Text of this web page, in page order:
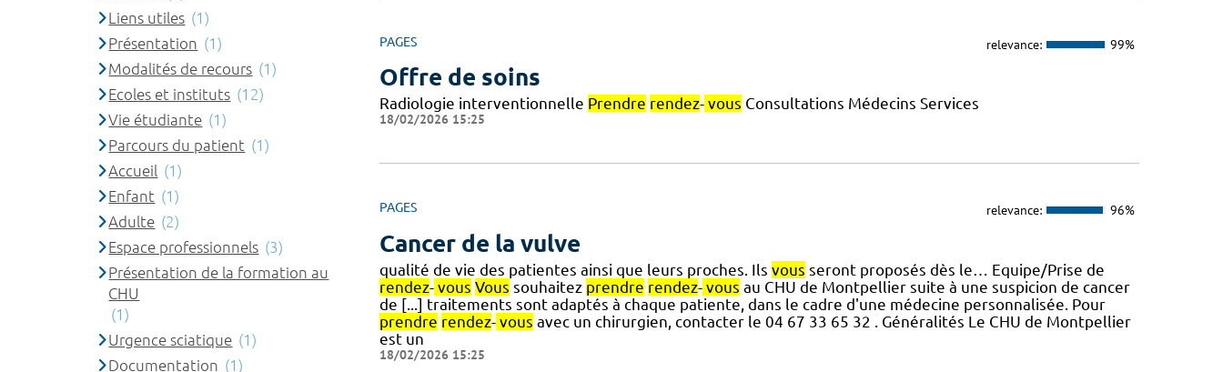
PAGES relevance: 99%
Offre de soins
Radiologie interventionnelle Prendre rendez- vous Consultations Médecins Services
18/02/2026 15:25
PAGES relevance: 96%
Cancer de la vulve
qualité de vie des patientes ainsi que leurs proches. Ils vous seront proposés dès le… Equipe/Prise de
rendez- vous Vous souhaitez prendre rendez- vous au CHU de Montpellier suite à une suspicion de cancer
de [...] traitements sont adaptés à chaque patiente, dans le cadre d'une médecine personnalisée. Pour
prendre rendez- vous avec un chirurgien, contacter le 04 67 33 65 32 . Généralités Le CHU de Montpellier
est un
18/02/2026 15:25
Liens utiles (1)
Présentation (1)
Modalités de recours (1)
Ecoles et instituts (12)
Vie étudiante (1)
Parcours du patient (1)
Accueil (1)
Enfant (1)
Adulte (2)
Espace professionnels (3)
Présentation de la formation au
CHU
(1)
Urgence sciatique (1)
Documentation (1)